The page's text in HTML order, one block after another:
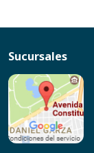
Sucursales